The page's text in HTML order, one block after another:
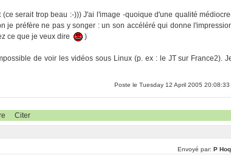
serait trop beau :-))) J'ai l'image -quoique d'une qualité
je préfère ne pas y songer : un son accéléré qui donne
ce que je veux dire
)
de voir les vidéos sous Linux (p. ex : le JT sur France2).
Poste le Tuesday 12 April 2005 20:08:33
Citer
Envoyé par: P